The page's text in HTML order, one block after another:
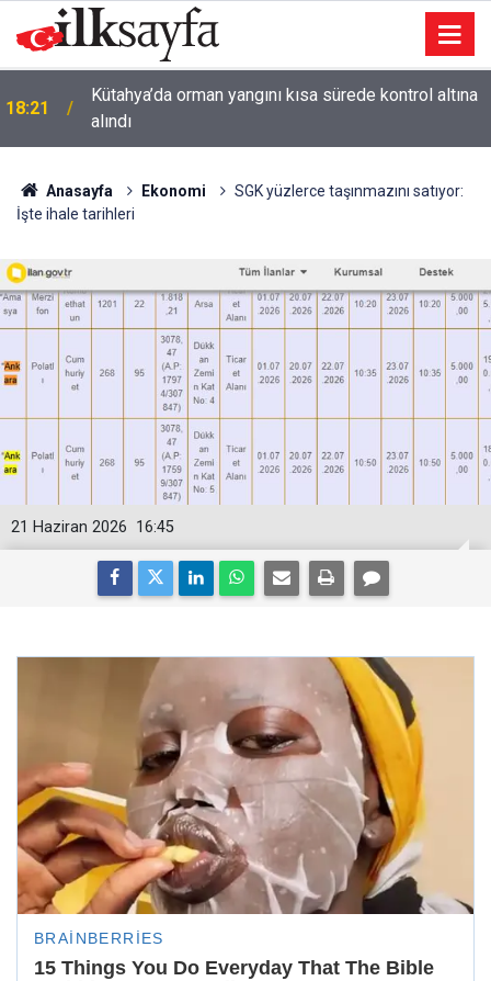
18:21
Kütahya’da orman yangını kısa sürede kontrol altına
alındı
Anasayfa Ekonomi
SGK yüzlerce taşınmazını satıyor:
İşte ihale tarihleri
16:45
21 Haziran 2026